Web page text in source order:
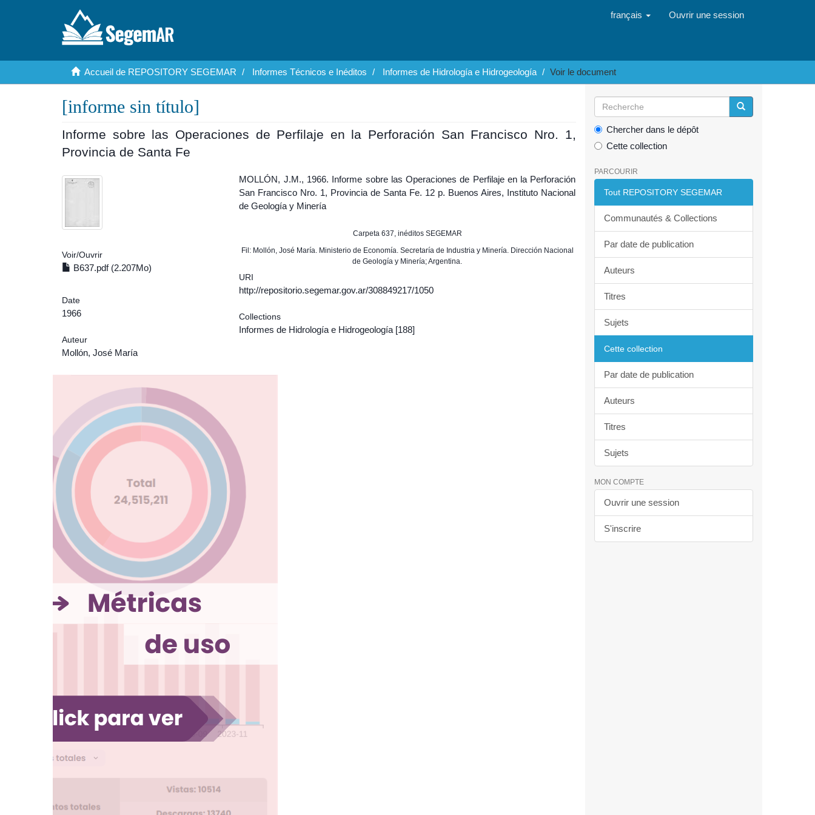
français Ouvrir une session
Accueil de REPOSITORY SEGEMAR Informes Técnicos e Inéditos Informes de Hidrología e Hidrogeología Voir le document
[informe sin título]
Informe sobre las Operaciones de Perfilaje en la Perforación San Francisco Nro. 1,
Provincia de Santa Fe
Voir/Ouvrir
B637.pdf (2.207Mo)
Date
1966
Auteur
Mollón, José María
MOLLÓN, J.M., 1966. Informe sobre las Operaciones de Perfilaje en la Perforación
San Francisco Nro. 1, Provincia de Santa Fe. 12 p. Buenos Aires, Instituto Nacional
de Geología y Minería
Carpeta 637, inéditos SEGEMAR
Fil: Mollón, José María. Ministerio de Economía. Secretaría de Industria y Minería. Dirección Nacional
de Geología y Minería; Argentina.
URI
http://repositorio.segemar.gov.ar/308849217/1050
Collections
Informes de Hidrología e Hidrogeología [188]
Chercher dans le dépôt
Cette collection
PARCOURIR
Tout REPOSITORY SEGEMAR
Communautés & Collections
Par date de publication
Auteurs
Titres
Sujets
Cette collection
Par date de publication
Auteurs
Titres
Sujets
MON COMPTE
Ouvrir une session
S'inscrire